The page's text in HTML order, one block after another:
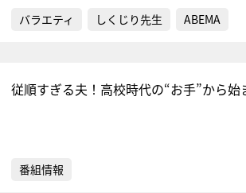
バラエティ しくじり先生 ABEMA
従順すぎる夫！高校時代の“お手”から始
番組情報